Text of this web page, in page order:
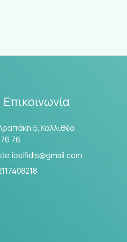
Επικοινωνία
5, Καλλιθέα
76